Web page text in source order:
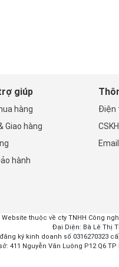
giúp
hàng
Giao hàng
hành
Điện
Website thuộc về cty TNHH Công
Đại Diện: Bà Lê Thị
ký kinh doanh số 0316270323
411 Nguyễn Văn Luông P12 Q6 TP